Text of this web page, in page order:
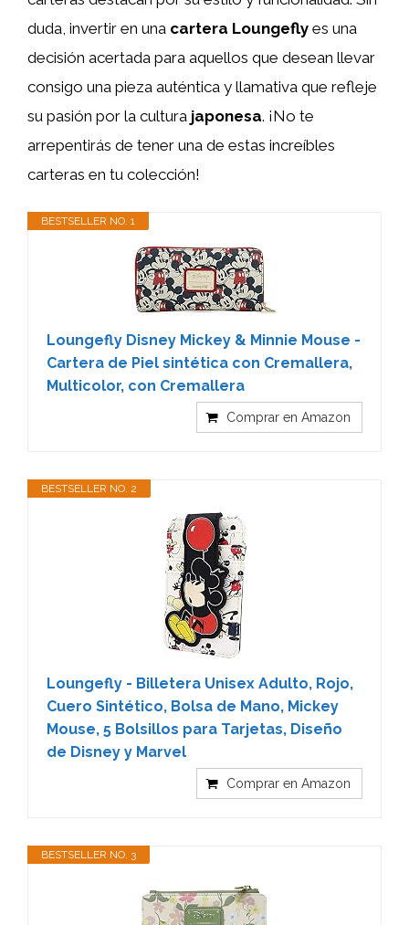
duda, invertir en una cartera Loungefly es una
decisión acertada para aquellos que desean llevar
consigo una pieza auténtica y llamativa que refleje
su pasión por la cultura japonesa. ¡No te
arrepentirás de tener una de estas increíbles
carteras en tu colección!
BESTSELLER NO. 1
Loungefly Disney Mickey & Minnie Mouse -
Cartera de Piel sintética con Cremallera,
Multicolor, con Cremallera
Comprar en Amazon
BESTSELLER NO. 2
Loungefly - Billetera Unisex Adulto, Rojo,
Cuero Sintético, Bolsa de Mano, Mickey
Mouse, 5 Bolsillos para Tarjetas, Diseño
de Disney y Marvel
Comprar en Amazon
BESTSELLER NO. 3